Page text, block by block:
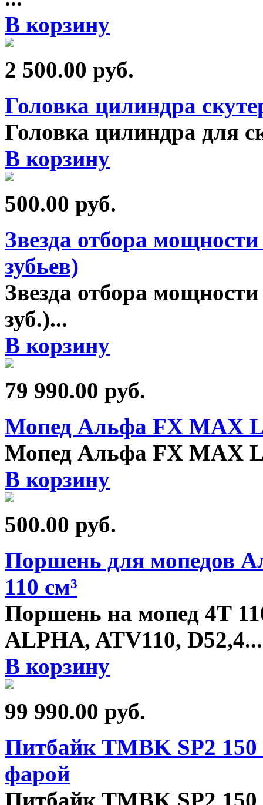
В корзину
2 500.00 руб.
Головка цилиндра
Головка цилиндра для
В корзину
500.00 руб.
Звезда отбора
зубьев)
Звезда отбора
зуб.)...
В корзину
79 990.00 руб.
Мопед Альфа FX MAX
Мопед Альфа FX MAX
В корзину
500.00 руб.
Поршень для мопедов
110 см³
Поршень на мопед 4Т
ALPHA, ATV110, D52,4...
В корзину
99 990.00 руб.
Питбайк TMBK SP2 150
фарой
Питбайк TMBK SP2 150